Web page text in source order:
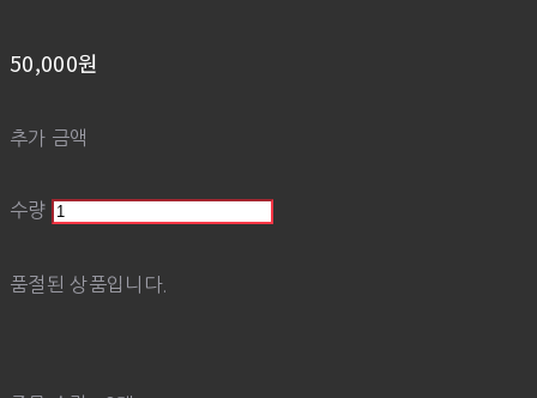
50,000원
추가 금액
수량
품절된 상품입니다.